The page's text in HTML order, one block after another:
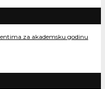
za akademsku godinu